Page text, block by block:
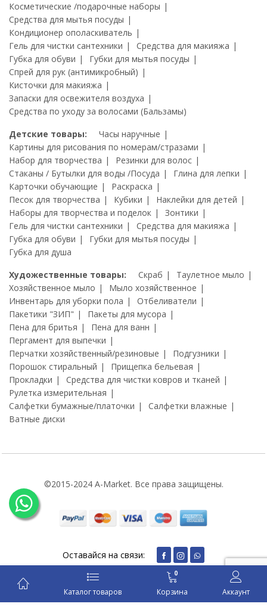
Косметические /подарочные наборы
Средства для мытья посуды
Кондиционер ополаскиватель
Гель для чистки сантехники
Средства для макияжа
Губка для обуви
Губки для мытья посуды
Спрей для рук (антимикробный)
Кисточки для макияжа
Запаски для освежителя воздуха
Средства по уходу за волосами (Бальзамы)
Детские товары:
Часы наручные
Картины для рисования по номерам/стразами
Набор для творчества
Резинки для волос
Стаканы / Бутылки для воды /Посуда
Глина для лепки
Карточки обучающие
Раскраска
Песок для творчества
Кубики
Наклейки для детей
Наборы для творчества и поделок
Зонтики
Гель для чистки сантехники
Средства для макияжа
Губка для обуви
Губки для мытья посуды
Губка для душа
Художественные товары:
Скраб
Таулетное мыло
Хозяйственное мыло
Мыло хозяйственное
Инвентарь для уборки пола
Отбеливатели
Пакетики "ЗИП"
Пакеты для мусора
Пена для бритья
Пена для ванн
Пергамент для выпечки
Перчатки хозяйственный/резиновые
Подгузники
Порошок стиральный
Прищепка бельевая
Прокладки
Средства для чистки ковров и тканей
Рулетка измерительная
Салфетки бумажные/платочки
Салфетки влажные
Ватные диски
©2015-2024 A-Market. Все права защищены.
Оставайся на связи:
Каталог товаров
0
Корзина Аккаунт